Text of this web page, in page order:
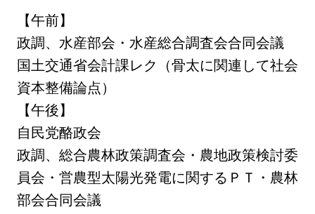
お知らせ
お問い合わせ
サイトポリシー
【午前】
政調、水産部会・水産総合調査会合同会議
国土交通省会計課レク（骨太に関連して社会
資本整備論点）
【午後】
自民党酪政会
政調、総合農林政策調査会・農地政策検討委
員会・営農型太陽光発電に関するＰＴ・農林
部会合同会議